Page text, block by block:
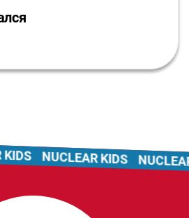
NUCLEAR KIDS NUCLEAR